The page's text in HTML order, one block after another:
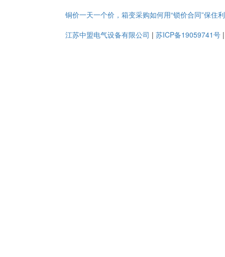
铜价一天一个价，箱变采购如何用“锁价合同”保住
江苏中盟电气设备有限公司 | 苏ICP备19059741号